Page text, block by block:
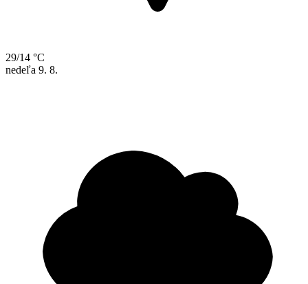
29/14 °C
nedeľa 9. 8.